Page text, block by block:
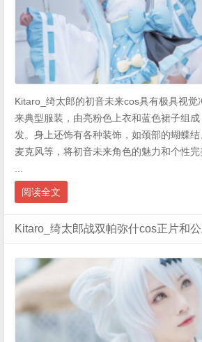
Kitaro_绮太郎的初音未来cos具有极具视觉
来典型服装，由亮粉色上衣和蓝色裙子组
发。身上还饰有各种装饰，如颈部的蝴蝶
麦克风等，将初音未来角色的魅力和个性完
阅读全文
Kitaro_绮太郎战双帕弥什cos正片和